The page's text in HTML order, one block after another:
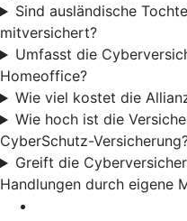
Sind ausländische
mitversichert?
Umfasst die
Homeoffice?
Wie viel kostet die
Wie hoch ist die
CyberSchutz-
Greift die
Handlungen durch eigene